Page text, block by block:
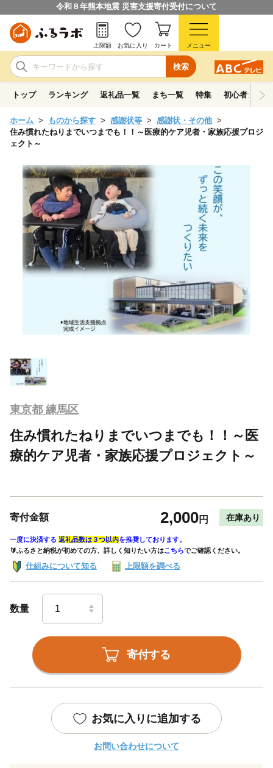
令和８年熊本地震 災害支援寄付受付について
検索
上限額 お気に入り カート メニュー
トップ ランキング 返礼品一覧 まち一覧 特集 初心者ガイド
ホーム ものから探す 感謝状等
感謝状・その他
住み慣れたねりまでいつまでも！！～医療的ケア児者・家族応援プロジ
ェクト～
東京都 練馬区
住み慣れたねりまでいつまでも！！～医
療的ケア児者・家族応援プロジェクト～
寄付金額 2,000円 在庫あり
一度に決済する 返礼品数は３つ以内を推奨しております。
🔰ふるさと納税が初めての方、詳しく知りたい方はこちらでご確認ください。
仕組みについて知る 上限額を調べる
数量
寄付する
お気に入りに追加する
お問い合わせについて